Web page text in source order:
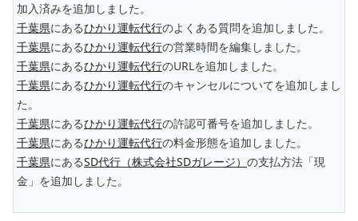
加入済みを追加しました。
千葉県にあるひかり運転代行のよくある質問を追加しました。
千葉県にあるひかり運転代行の営業時間を編集しました。
千葉県にあるひかり運転代行のURLを追加しました。
千葉県にあるひかり運転代行のキャンセルについてを追加しまし
た。
千葉県にあるひかり運転代行の許認可番号を追加しました。
千葉県にあるひかり運転代行の料金形態を追加しました。
千葉県にあるSD代行（株式会社SDガレージ） の支払方法「現
金」を追加しました。